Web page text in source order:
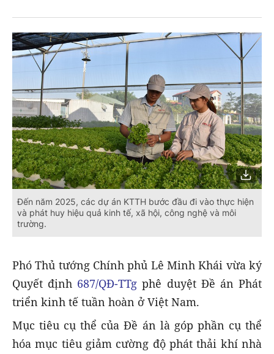
Đến năm 2025, các dự án KTTH bước đầu đi vào thực hiện
và phát huy hiệu quả kinh tế, xã hội, công nghệ và môi
trường.
Phó Thủ tướng Chính phủ Lê Minh Khái vừa ký
Quyết định 687/QĐ-TTg phê duyệt Đề án Phát
triển kinh tế tuần hoàn ở Việt Nam.
Mục tiêu cụ thể của Đề án là góp phần cụ thể
hóa mục tiêu giảm cường độ phát thải khí nhà